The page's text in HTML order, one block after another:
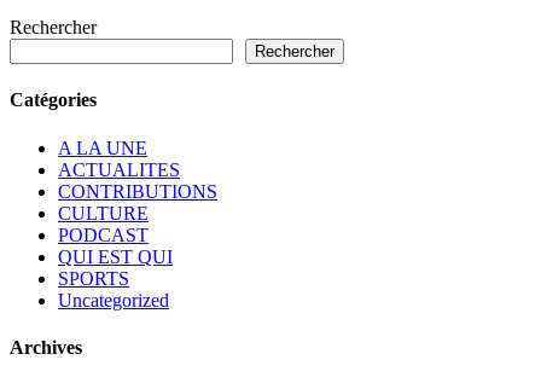
Rechercher
Rechercher
Catégories
A LA UNE
ACTUALITES
CONTRIBUTIONS
CULTURE
PODCAST
QUI EST QUI
SPORTS
Uncategorized
Archives